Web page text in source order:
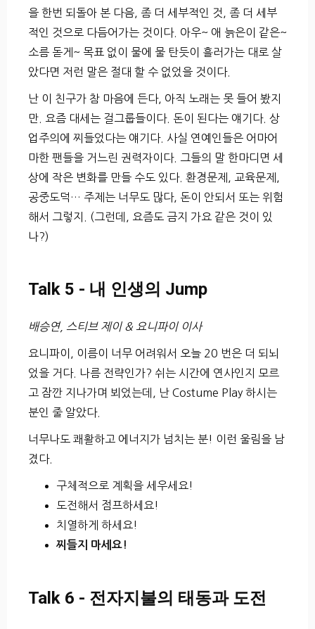
을 한번 되돌아 본 다음, 좀 더 세부적인 것, 좀 더 세부
적인 것으로 다듬어가는 것이다. 아우~ 애 늙은이 같은~
소름 돋게~ 목표 없이 물에 물 탄듯이 흘러가는 대로 살
았다면 저런 말은 절대 할 수 없었을 것이다.
난 이 친구가 참 마음에 든다, 아직 노래는 못 들어 봤지
만. 요즘 대세는 걸그룹들이다. 돈이 된다는 얘기다. 상
업주의에 찌들었다는 얘기다. 사실 연예인들은 어마어
마한 팬들을 거느린 권력자이다. 그들의 말 한마디면 세
상에 작은 변화를 만들 수도 있다. 환경문제, 교육문제,
공중도덕… 주제는 너무도 많다, 돈이 안되서 또는 위험
해서 그렇지. (그런데, 요즘도 금지 가요 같은 것이 있
나?)
Talk 5 - 내 인생의 Jump
배승연, 스티브 제이 & 요니파이 이사
요니파이, 이름이 너무 어려워서 오늘 20 번은 더 되뇌
었을 거다. 나름 전략인가? 쉬는 시간에 연사인지 모르
고 잠깐 지나가며 뵈었는데, 난 Costume Play 하시는
분인 줄 알았다.
너무나도 쾌활하고 에너지가 넘치는 분! 이런 울림을 남
겼다.
구체적으로 계획을 세우세요!
도전해서 점프하세요!
치열하게 하세요!
찌들지 마세요!
Talk 6 - 전자지불의 태동과 도전